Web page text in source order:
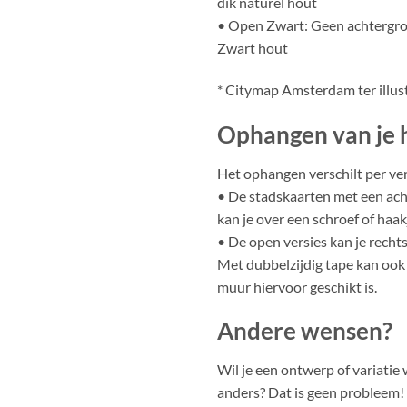
• Open Zwart: Geen
Zwart hout
* Citymap Amsterdam ter
Ophangen van
Het ophangen verschilt per
• De stadskaarten met een
kan je over een schroef of
• De open versies kan je
Met dubbelzijdig tape kan
muur hiervoor geschikt is.
Andere wensen?
Wil je een ontwerp of variatie
anders? Dat is geen